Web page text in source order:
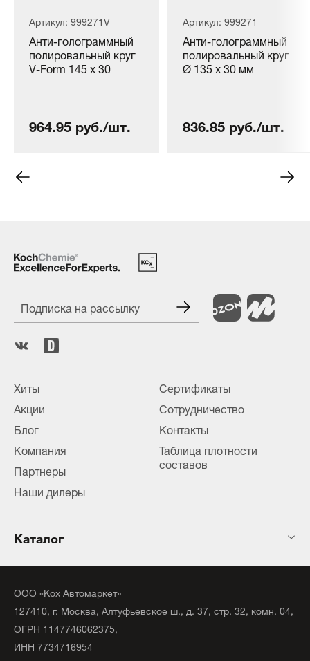
Артикул: 999271V
Анти-голограммный
полировальный круг
V-Form 145 x 30
964.95 руб./шт.
Артикул: 999271
Анти-голограммный
полировальный круг
Ø 135 x 30 мм
836.85 руб./шт.
Подписка на рассылку
Хиты
Акции
Блог
Компания
Партнеры
Наши дилеры
Сертификаты
Сотрудничество
Контакты
Таблица плотности
составов
Каталог
ООО «Кох Автомаркет»
127410, г. Москва, Алтуфьевское ш., д. 37, стр. 32, комн. 04,
ОГРН 1147746062375,
ИНН 7734716954